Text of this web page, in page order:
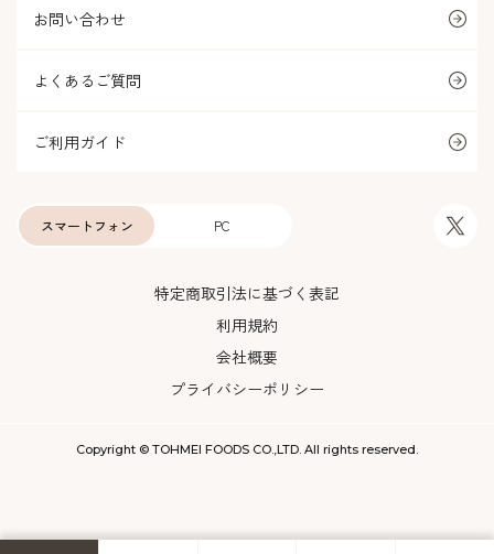
お問い合わせ
よくあるご質問
ご利用ガイド
PC
スマートフォン
特定商取引法に基づく表記
利用規約
会社概要
プライバシーポリシー
Copyright © TOHMEI FOODS CO.,LTD. All rights reserved.